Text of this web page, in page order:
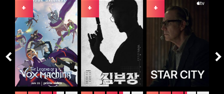
+ + +